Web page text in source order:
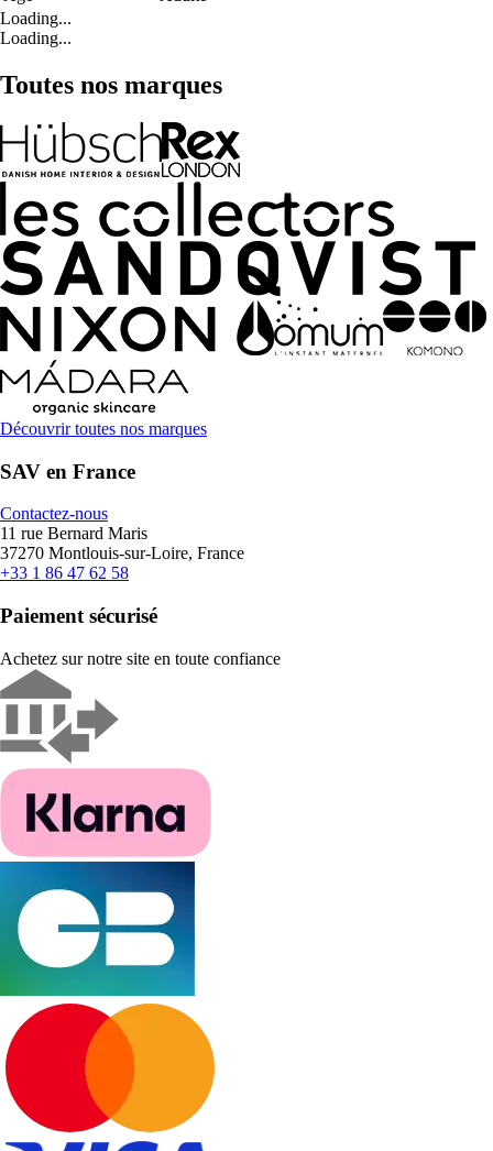
Loading...
Loading...
Toutes nos marques
Découvrir toutes nos marques
SAV en France
Contactez-nous
11 rue Bernard Maris
37270 Montlouis-sur-Loire, France
+33 1 86 47 62 58
Paiement sécurisé
Achetez sur notre site en toute confiance